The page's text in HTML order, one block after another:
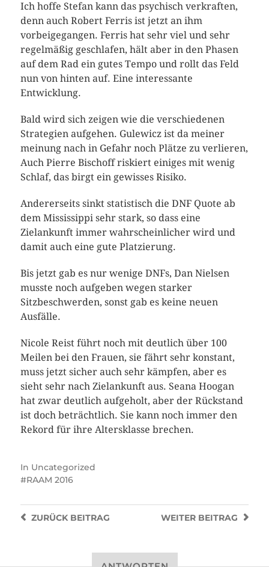
Ich hoffe Stefan kann das psychisch verkraften,
denn auch Robert Ferris ist jetzt an ihm
vorbeigegangen. Ferris hat sehr viel und sehr
regelmäßig geschlafen, hält aber in den Phasen
auf dem Rad ein gutes Tempo und rollt das Feld
nun von hinten auf. Eine interessante
Entwicklung.
Bald wird sich zeigen wie die verschiedenen
Strategien aufgehen. Gulewicz ist da meiner
meinung nach in Gefahr noch Plätze zu verlieren,
Auch Pierre Bischoff riskiert einiges mit wenig
Schlaf, das birgt ein gewisses Risiko.
Andererseits sinkt statistisch die DNF Quote ab
dem Mississippi sehr stark, so dass eine
Zielankunft immer wahrscheinlicher wird und
damit auch eine gute Platzierung.
Bis jetzt gab es nur wenige DNFs, Dan Nielsen
musste noch aufgeben wegen starker
Sitzbeschwerden, sonst gab es keine neuen
Ausfälle.
Nicole Reist führt noch mit deutlich über 100
Meilen bei den Frauen, sie fährt sehr konstant,
muss jetzt sicher auch sehr kämpfen, aber es
sieht sehr nach Zielankunft aus. Seana Hoogan
hat zwar deutlich aufgeholt, aber der Rückstand
ist doch beträchtlich. Sie kann noch immer den
Rekord für ihre Altersklasse brechen.
In Uncategorized
RAAM 2016
WEITER BEITRAG
ZURÜCKBEITRAG